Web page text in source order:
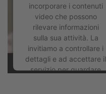
incorporare i contenuti
video che possono
rilevare informazioni
sulla sua attività. La
invitiamo a controllare i
dettagli e ad accettare il
servizio per guardare